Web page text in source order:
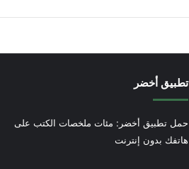
تطبيق أخضر
حمل تطبيق أخضر: مئات ملخصات الكتب على
هاتفك بدون إنترنت